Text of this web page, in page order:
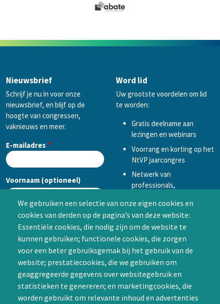
We gebruiken een selectie van onze eigen cookies en
cookies van derden op de pagina’s van deze website:
Essentiële cookies, die nodig zijn om de website te
kunnen gebruiken; functionele cookies, die zorgen
voor een beter gebruiksgemak bij het gebruik van de
website; prestatiecookies, die we gebruiken om
geaggregeerde gegevens over websitegebruik en
statistieken te genereren; en marketingcookies, die
worden gebruikt om relevante inhoud en advertenties
Nieuwsbrief
Schrijf je nu in voor onze
nieuwsbrief, en blijf op de
hoogte van congressen,
vaknieuws en meer.
E-mailadres
Voornaam (optioneel)
Achternaam (optioneel)
CAPTCHA
Word lid
Uw grootste voordelen om lid
te worden:
Gratis deelname aan
lezingen en webinars
Voorrang en korting op het
NtVP jaarcongres
Netwerk van
professionals,
samenwerken in een van
de Special Interest
Groepen (SIG’s) of zelf een
SIG initiëren
Word lid